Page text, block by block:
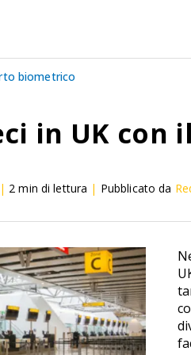
biometrico
in UK con
2 min di lettura | Pubblicato da